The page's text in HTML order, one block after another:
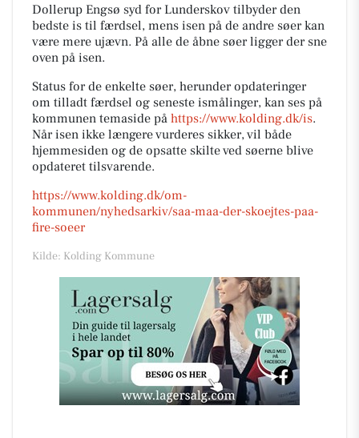
Dollerup Engsø syd for Lunderskov tilbyder den
bedste is til færdsel, mens isen på de andre søer kan
være mere ujævn. På alle de åbne søer ligger der sne
oven på isen.
Status for de enkelte søer, herunder opdateringer
om tilladt færdsel og seneste ismålinger, kan ses på
kommunen temaside på https://www.kolding.dk/is.
Når isen ikke længere vurderes sikker, vil både
hjemmesiden og de opsatte skilte ved søerne blive
opdateret tilsvarende.
https://www.kolding.dk/om-
kommunen/nyhedsarkiv/saa-maa-der-skoejtes-paa-
fire-soeer
Kilde: Kolding Kommune